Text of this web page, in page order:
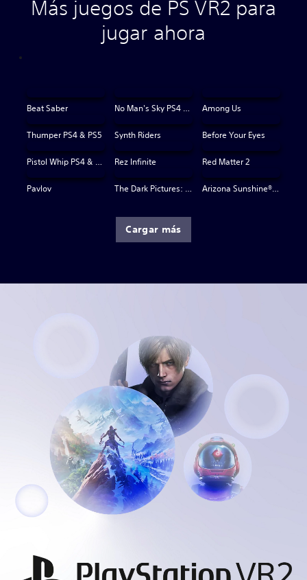
Más juegos de PS VR2 para
jugar ahora
Beat Saber No Man's Sky PS4 & PS5 Among Us
Thumper PS4 & PS5 Synth Riders Before Your Eyes
Pistol Whip PS4 & PS5 Rez Infinite Red Matter 2
Pavlov The Dark Pictures: Switchback VR Arizona Sunshine® VR 2
Cargar más